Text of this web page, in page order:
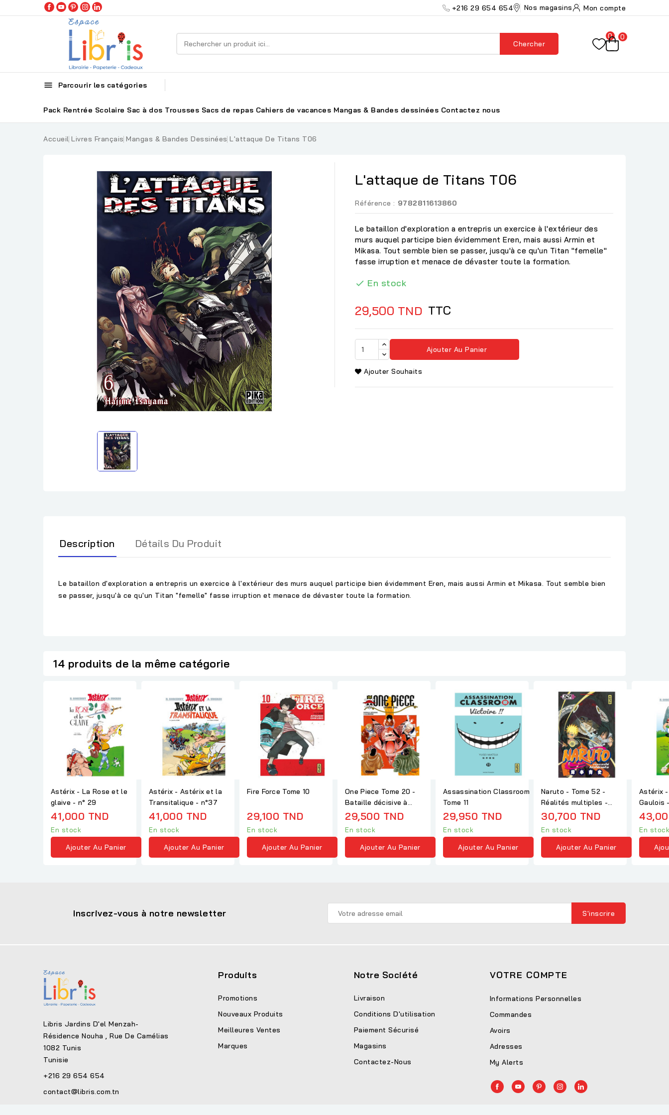
+216 29 654 654 Nos magasins Mon compte
Chercher
0 0
 Parcourir les catégories
Pack Rentrée Scolaire Sac à dos Trousses Sacs de repas Cahiers de vacances Mangas & Bandes dessinées Contactez nous
Accueil Livres Français Mangas & Bandes Dessinées L'attaque De Titans T06
L'attaque de Titans T06
Référence : 9782811613860
Le bataillon d'exploration a entrepris un exercice à l'extérieur des
murs auquel participe bien évidemment Eren, mais aussi Armin et
Mikasa. Tout semble bien se passer, jusqu'à ce qu'un Titan "femelle"
fasse irruption et menace de dévaster toute la formation.
 En stock
29,500 TND TTC
Ajouter Au Panier
Ajouter Souhaits
Description Détails Du Produit
Le bataillon d'exploration a entrepris un exercice à l'extérieur des murs auquel participe bien évidemment Eren, mais aussi Armin et Mikasa. Tout semble bien
se passer, jusqu'à ce qu'un Titan "femelle" fasse irruption et menace de dévaster toute la formation.
14 produits de la même catégorie
Astérix - La Rose et le
glaive - n° 29
41,000 TND
En stock
Ajouter Au Panier
Astérix - Astérix et la
Transitalique - n°37
41,000 TND
En stock
Ajouter Au Panier
Fire Force Tome 10
29,100 TND
En stock
Ajouter Au Panier
One Piece Tome 20 -
Bataille décisive à
Alubarna - Eiichirô Oda
29,500 TND
En stock
Ajouter Au Panier
Assassination Classroom
Tome 11
29,950 TND
En stock
Ajouter Au Panier
Naruto - Tome 52 -
Réalités multiples -
Masashi Kishimoto
30,700 TND
En stock
Ajouter Au Panier
Astérix
Gaulois
En stock
Inscrivez-vous à notre newsletter
Libris Jardins D'el Menzah-
Résidence Nouha , Rue De Camélias
1082 Tunis
Tunisie
+216 29 654 654
contact@libris.com.tn
Produits
Promotions
Nouveaux Produits
Meilleures Ventes
Marques
Notre Société
Livraison
Conditions D'utilisation
Paiement Sécurisé
Magasins
Contactez-Nous
VOTRE COMPTE
Informations Personnelles
Commandes
Avoirs
Adresses
My Alerts